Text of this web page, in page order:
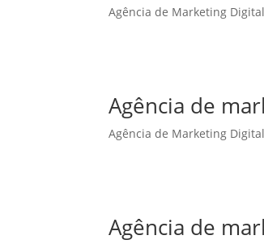
Agência de Marketing
Agência de
Agência de Marketing
Agência de